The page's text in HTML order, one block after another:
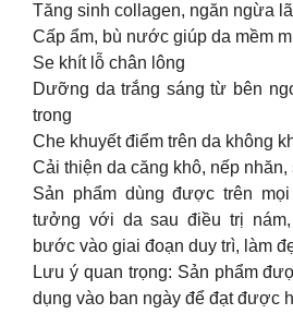
Tăng sinh collagen, ngăn ngừa
Cấp ẩm, bù nước giúp da mềm
Se khít lỗ chân lông
Dưỡng da trắng sáng từ bên
trong
Che khuyết điểm trên da không
Cải thiện da căng khô, nếp
Sản phẩm dùng được trên
tưởng với da sau điều trị
bước vào giai đoạn duy trì, làm
Lưu ý quan trọng: Sản phẩm
dụng vào ban ngày để đạt được